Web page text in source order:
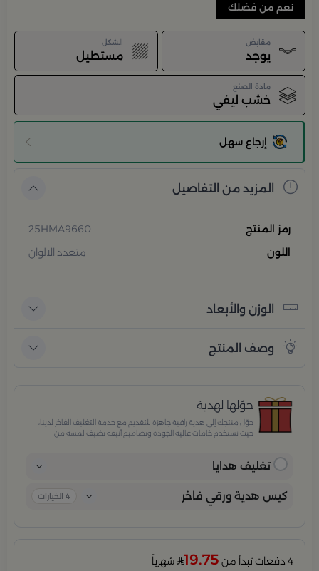
نعم من فضلك
مقابض
يوجد
الشكل
مستطيل
مادة الصنع
خشب ليفي
إرجاع سهل
المزيد من التفاصيل
رمز المنتج
25HMA9660
اللون
متعدد الالوان
الوزن والأبعاد
وصف المنتج
حوّلها لهدية
حوّل منتجك إلى هدية راقية جاهزة للتقديم مع خدمة التغليف الفاخر لدينا،
حيث نستخدم خامات عالية الجودة وتصاميم أنيقة تضيف لمسة من
تغليف هدايا
كيس هدية ورقي فاخر 4 الخيارات
4 دفعات تبدأ من 19.75 شهرياً